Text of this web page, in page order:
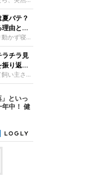
んな気持
リー犬が
かの感情
と考えら
のような
ょうか？
い場合の
医師相談
。Q.夏に
いぬの
に愛犬と
とに注意
な様子に
な動きに
飼い主さ
たはずな
に見える
回は、犬
どについ
岡本りさ
回るのは
必ずしも
います。
バテ？
由と対
かず寝て
ません
疲れてい
に感じる
。 で
処が必要
うか？
策」につ
の山口み
犬の活
ち投稿写
量が減る
す。理由
ラチラ見
り返る
い主さん
心当たり
見られ
るの？」
安になる
が歩きな
には、ど
うか。今
確認する
かた、対
のきもち
いまし
といっ
年中！ 健